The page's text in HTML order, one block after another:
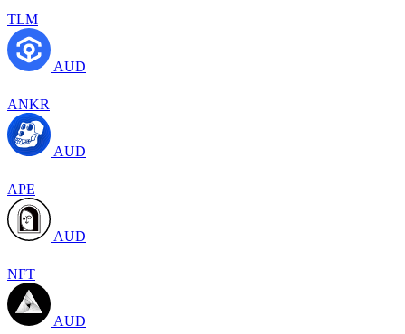
TLM
AUD
ANKR
AUD
APE
AUD
NFT
AUD